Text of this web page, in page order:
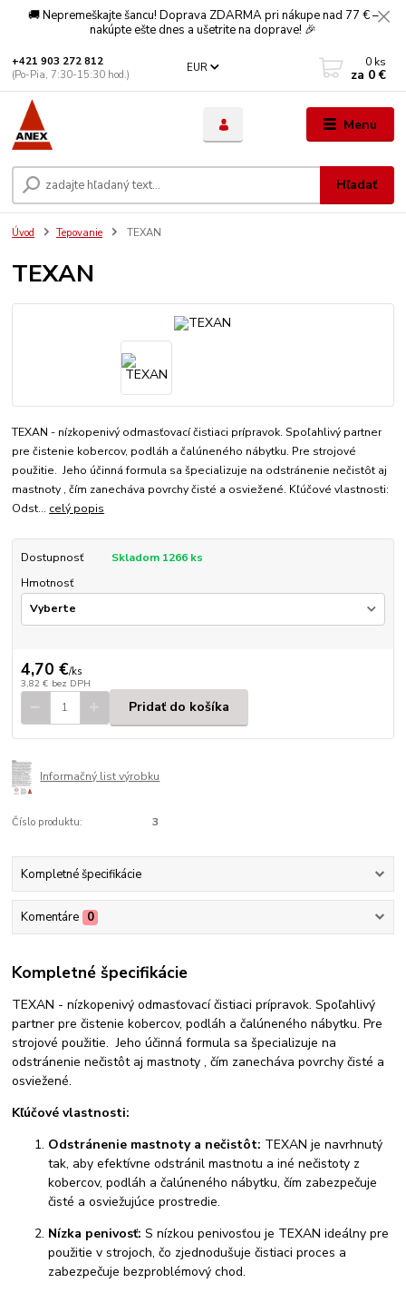
🚚 Nepremeškajte šancu! Doprava ZDARMA pri nákupe nad 77 € –
nakúpte ešte dnes a ušetrite na doprave! 🎉
Menu
EUR
Hľadať
+421 903 272 812
(Po-Pia, 7:30-15:30 hod.)
0 ks
za 0 €
Úvod Tepovanie TEXAN
TEXAN
TEXAN - nízkopenivý odmasťovací čistiaci prípravok. Spoľahlivý partner
pre čistenie kobercov, podláh a čalúneného nábytku. Pre strojové
použitie. Jeho účinná formula sa špecializuje na odstránenie nečistôt aj
mastnoty , čím zanecháva povrchy čisté a osviežené. Kľúčové vlastnosti:
Odst... celý popis
Dostupnosť
Skladom 1266 ks
Hmotnosť
4,70 €/ks
3,82 € bez DPH
Pridať do košíka
Informačný list výrobku
Číslo produktu: 3
Kompletné špecifikácie
Komentáre 0
Kompletné špecifikácie
TEXAN - nízkopenivý odmasťovací čistiaci prípravok. Spoľahlivý
partner pre čistenie kobercov, podláh a čalúneného nábytku. Pre
strojové použitie. Jeho účinná formula sa špecializuje na
odstránenie nečistôt aj mastnoty , čím zanecháva povrchy čisté a
osviežené.
Kľúčové vlastnosti:
Odstránenie mastnoty a nečistôt: TEXAN je navrhnutý
tak, aby efektívne odstránil mastnotu a iné nečistoty z
kobercov, podláh a čalúneného nábytku, čím zabezpečuje
čisté a osviežujúce prostredie.
Nízka penivosť: S nízkou penivosťou je TEXAN ideálny pre
použitie v strojoch, čo zjednodušuje čistiaci proces a
zabezpečuje bezproblémový chod.